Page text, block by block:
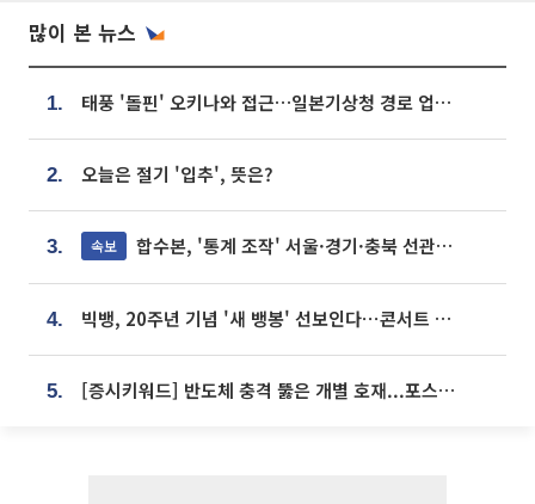
많이 본 뉴스
1. 태풍 '돌핀' 오키나와 접근…일본기상청 경로 업데이트
2. 오늘은 절기 '입추', 뜻은?
3. 속보 합수본, '통계 조작' 서울·경기·충북 선관위 등 추가 압수수색
4. 빅뱅, 20주년 기념 '새 뱅봉' 선보인다⋯콘서트 앞두고 팝업 개최
5. [증시키워드] 반도체 충격 뚫은 개별 호재...포스코퓨처엠·에코프로·한화솔루션 '눈길'